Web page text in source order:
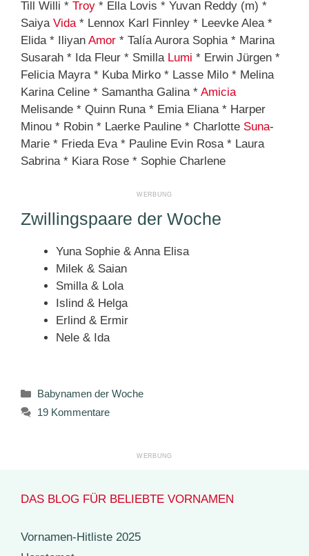
Till Willi * Troy * Ella Lovis * Yuvan Reddy (m) *
Saiya Vida* Lennox Karl Finnley * Leevke Alea *
Elida * Iliyan Amor * Talía Aurora Sophia * Marina
Susarah * Ida Fleur * Smilla Lumi * Erwin Jürgen *
Felicia Mayra * Kuba Mirko * Lasse Milo * Melina
Karina Celine * Samantha Galina * Amicia
Melisande * Quinn Runa * Emia Eliana * Harper
Minou * Robin * Laerke Pauline * Charlotte Suna-
Marie * Frieda Eva * Pauline Evin Rosa * Laura
Sabrina * Kiara Rose * Sophie Charlene
Zwillingspaare der Woche
Yuna Sophie & Anna Elisa
Milek & Saian
Smilla & Lola
Islind & Helga
Erlind & Ermir
Nele & Ida
Kategorien
Babynamen der Woche
19 Kommentare
DAS BLOG FÜR BELIEBTE VORNAMEN
Vornamen-Hitliste 2025